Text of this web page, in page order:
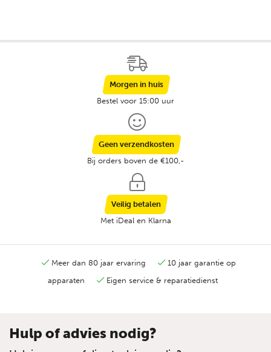
Morgen in huis
Bestel voor 15:00 uur
Geen verzendkosten
Bij orders boven de €100,-
Veilig betalen
Met iDeal en Klarna
Meer dan 80 jaar ervaring
10 jaar garantie op
apparaten
Eigen service & reparatiedienst
Hulp of advies nodig?